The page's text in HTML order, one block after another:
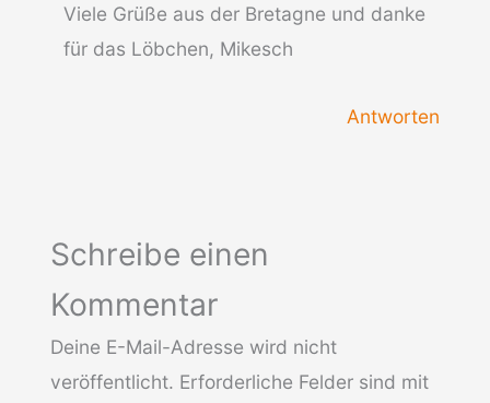
Viele Grüße aus der Bretagne und danke
für das Löbchen, Mikesch
Antworten
Schreibe einen
Kommentar
Deine E-Mail-Adresse wird nicht
veröffentlicht. Erforderliche Felder sind mit